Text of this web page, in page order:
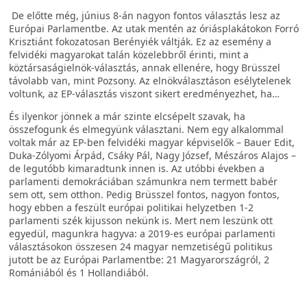
De előtte még, június 8-án nagyon fontos választás lesz az
Európai Parlamentbe. Az utak mentén az óriásplakátokon Forró
Krisztiánt fokozatosan Berényiék váltják. Ez az esemény a
felvidéki magyarokat talán közelebbről érinti, mint a
köztársaságielnök-választás, annak ellenére, hogy Brüsszel
távolabb van, mint Pozsony. Az elnökválasztáson esélytelenek
voltunk, az EP-választás viszont sikert eredményezhet, ha…
És ilyenkor jönnek a már szinte elcsépelt szavak, ha
összefogunk és elmegyünk választani. Nem egy alkalommal
voltak már az EP-ben felvidéki magyar képviselők – Bauer Edit,
Duka-Zólyomi Árpád, Csáky Pál, Nagy József, Mészáros Alajos –
de legutóbb kimaradtunk innen is. Az utóbbi években a
parlamenti demokráciában számunkra nem termett babér
sem ott, sem otthon. Pedig Brüsszel fontos, nagyon fontos,
hogy ebben a feszült európai politikai helyzetben 1-2
parlamenti szék kijusson nekünk is. Mert nem leszünk ott
egyedül, magunkra hagyva: a 2019-es európai parlamenti
választásokon összesen 24 magyar nemzetiségű politikus
jutott be az Európai Parlamentbe: 21 Magyarországról, 2
Romániából és 1 Hollandiából.